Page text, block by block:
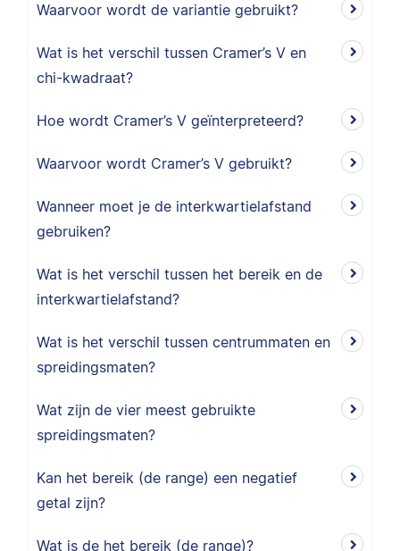
Waarvoor wordt de variantie gebruikt?
Wat is het verschil tussen Cramer’s V en
chi-kwadraat?
Hoe wordt Cramer’s V geïnterpreteerd?
Waarvoor wordt Cramer’s V gebruikt?
Wanneer moet je de interkwartielafstand
gebruiken?
Wat is het verschil tussen het bereik en de
interkwartielafstand?
Wat is het verschil tussen centrummaten en
spreidingsmaten?
Wat zijn de vier meest gebruikte
spreidingsmaten?
Kan het bereik (de range) een negatief
getal zijn?
Wat is de het bereik (de range)?